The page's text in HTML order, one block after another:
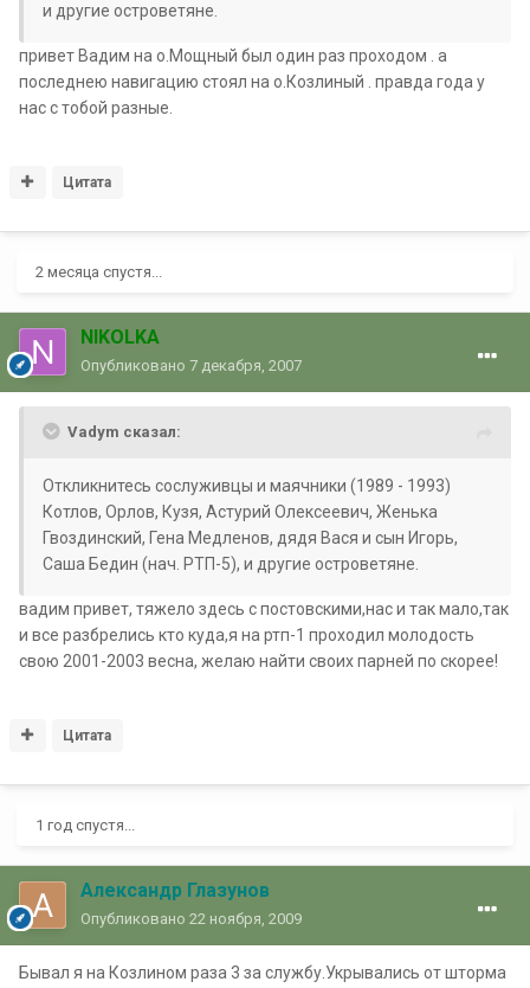
и другие островетяне.
привет Вадим на о.Мощный был один раз проходом . а
последнею навигацию стоял на о.Козлиный . правда года у
нас с тобой разные.
Цитата
2 месяца спустя...
NIKOLKA
Опубликовано 7 декабря, 2007
Vadym сказал:
Откликнитесь сослуживцы и маячники (1989 - 1993)
Котлов, Орлов, Кузя, Астурий Олексеевич, Женька
Гвоздинский, Гена Медленов, дядя Вася и сын Игорь,
Саша Бедин (нач. РТП-5), и другие островетяне.
вадим привет, тяжело здесь с постовскими,нас и так мало,так
и все разбрелись кто куда,я на ртп-1 проходил молодость
свою 2001-2003 весна, желаю найти своих парней по скорее!
Цитата
1 год спустя...
Александр Глазунов
Опубликовано 22 ноября, 2009
Бывал я на Козлином раза 3 за службу.Укрывались от шторма